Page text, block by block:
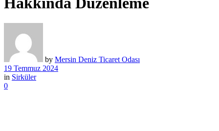
by Mersin Deniz Ticaret Odası
19 Temmuz 2024
in Sirküler
0